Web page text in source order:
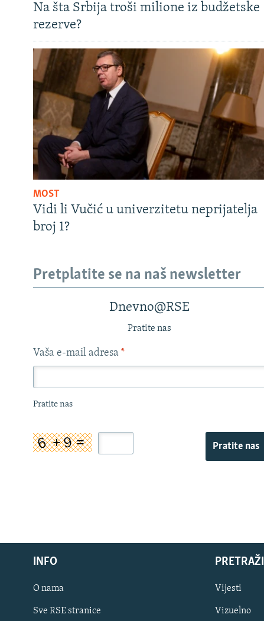
Na šta Srbija troši milione iz budžetske
rezerve?
MOST
Vidi li Vučić u univerzitetu neprijatelja
broj 1?
Pretplatite se na naš newsletter
Dnevno@RSE
Pratite nas
Vaša e-mail adresa *
Pratite nas
Pratite nas
INFO
O nama
Sve RSE stranice
PRETRAŽI
Vijesti
Vizuelno